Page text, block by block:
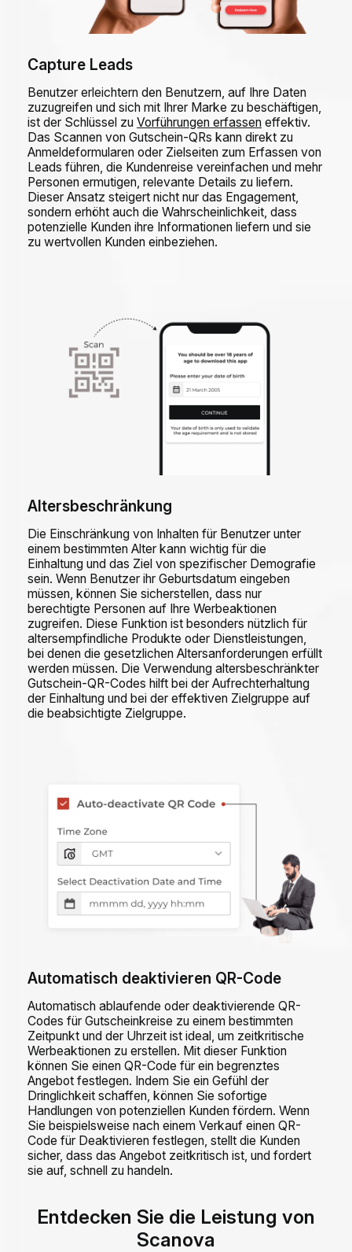
Capture Leads
Benutzer erleichtern den Benutzern, auf Ihre Daten
zuzugreifen und sich mit Ihrer Marke zu beschäftigen,
ist der Schlüssel zu Vorführungen erfassen effektiv.
Das Scannen von Gutschein-QRs kann direkt zu
Anmeldeformularen oder Zielseiten zum Erfassen von
Leads führen, die Kundenreise vereinfachen und mehr
Personen ermutigen, relevante Details zu liefern.
Dieser Ansatz steigert nicht nur das Engagement,
sondern erhöht auch die Wahrscheinlichkeit, dass
potenzielle Kunden ihre Informationen liefern und sie
zu wertvollen Kunden einbeziehen.
Altersbeschränkung
Die Einschränkung von Inhalten für Benutzer unter
einem bestimmten Alter kann wichtig für die
Einhaltung und das Ziel von spezifischer Demografie
sein. Wenn Benutzer ihr Geburtsdatum eingeben
müssen, können Sie sicherstellen, dass nur
berechtigte Personen auf Ihre Werbeaktionen
zugreifen. Diese Funktion ist besonders nützlich für
altersempfindliche Produkte oder Dienstleistungen,
bei denen die gesetzlichen Altersanforderungen erfüllt
werden müssen. Die Verwendung altersbeschränkter
Gutschein-QR-Codes hilft bei der Aufrechterhaltung
der Einhaltung und bei der effektiven Zielgruppe auf
die beabsichtigte Zielgruppe.
Automatisch deaktivieren QR-Code
Automatisch ablaufende oder deaktivierende QR-
Codes für Gutscheinkreise zu einem bestimmten
Zeitpunkt und der Uhrzeit ist ideal, um zeitkritische
Werbeaktionen zu erstellen. Mit dieser Funktion
können Sie einen QR-Code für ein begrenztes
Angebot festlegen. Indem Sie ein Gefühl der
Dringlichkeit schaffen, können Sie sofortige
Handlungen von potenziellen Kunden fördern. Wenn
Sie beispielsweise nach einem Verkauf einen QR-
Code für Deaktivieren festlegen, stellt die Kunden
sicher, dass das Angebot zeitkritisch ist, und fordert
sie auf, schnell zu handeln.
Entdecken Sie die Leistung von
Scanova